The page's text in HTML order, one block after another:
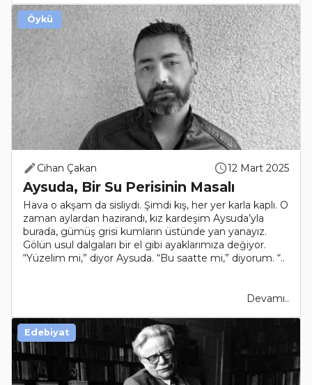
Cihan Çakan 12 Mart 2025
Aysuda, Bir Su Perisinin Masalı
Hava o akşam da sisliydi. Şimdi kış, her yer karla kaplı. O
zaman aylardan hazirandı, kız kardeşim Aysuda’yla
burada, gümüş grisi kumların üstünde yan yanayız.
Gölün usul dalgaları bir el gibi ayaklarımıza değiyor.
“Yüzelim mi,” diyor Aysuda. “Bu saatte mi,” diyorum. “..
Devamı..
Öykü
Edebiyat